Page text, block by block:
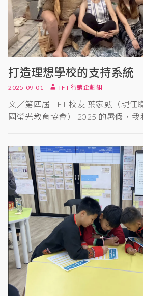
打造理想學校的支持系統
2025-09-01 TFT 行銷企劃組
文／第四屆 TFT 校友 葉家甄（現任
國瑩光教育協會） 2025 的暑假，